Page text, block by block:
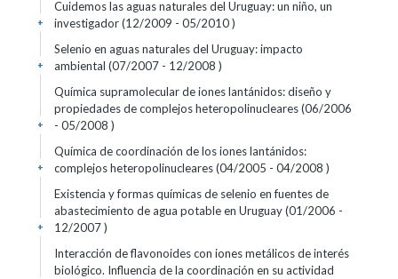
Cuidemos las aguas naturales del Uruguay: un niño, un
investigador (12/2009 - 05/2010 )
+
Selenio en aguas naturales del Uruguay: impacto
ambiental (07/2007 - 12/2008 )
+
Química supramolecular de iones lantánidos: diseño y
propiedades de complejos heteropolinucleares (06/2006
- 05/2008 )
+
Química de coordinación de los iones lantánidos:
complejos heteropolinucleares (04/2005 - 04/2008 )
+
Existencia y formas químicas de selenio en fuentes de
abastecimiento de agua potable en Uruguay (01/2006 -
12/2007 )
+
Interacción de flavonoides con iones metálicos de interés
biológico. Influencia de la coordinación en su actividad